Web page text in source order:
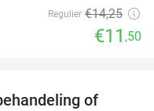
Regulier €14,25
€11 ,50
of